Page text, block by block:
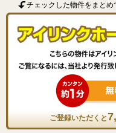
チェックした物件をまとめ
ご登録いただくと